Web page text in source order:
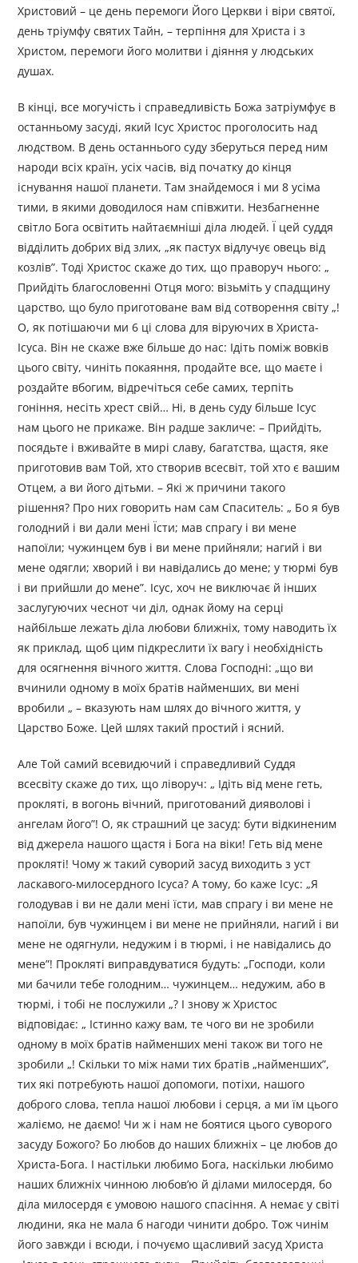
Христовий – це день перемоги Його Церкви і віри святої,
день тріумфу святих Тайн, – терпіння для Христа і з
Христом, перемоги його молитви і діяння у людських
душах.
В кінці, все могучість і справедливість Божа затріумфує в
останньому засуді, який Ісус Христос проголосить над
людством. В день останнього суду зберуться перед ним
народи всіх країн, усіх часів, від початку до кінця
існування нашої планети. Там знайдемося і ми 8 усіма
тими, в якими доводилося нам співжити. Незбагненне
світло Бога освітить найтаємніші діла людей. Ї цей суддя
відділить добрих від злих, „як пастух відлучує овець від
козлів”. Тоді Христос скаже до тих, що праворуч нього: „
Прийдіть благословенні Отця мого: візьміть у спадщину
царство, що було приготоване вам від сотворення світу „!
О, як потішаючи ми 6 ці слова для віруючих в Христа-
Ісуса. Він не скаже вже більше до нас: Ідіть поміж вовків
цього світу, чиніть покаяння, продайте все, що маєте і
роздайте вбогим, відречіться себе самих, терпіть
гоніння, несіть хрест свій… Ні, в день суду більше Ісус
нам цього не прикаже. Він радше закличе: – Прийдіть,
посядьте і вживайте в мирі славу, багатства, щастя, яке
приготовив вам Той, хто створив всесвіт, той хто є вашим
Отцем, а ви його дітьми. – Які ж причини такого
рішення? Про них говорить нам сам Спаситель: „ Бо я був
голодний і ви дали мені Їсти; мав спрагу і ви мене
напоїли; чужинцем був і ви мене прийняли; нагий і ви
мене одягли; хворий і ви навідались до мене; у тюрмі був
і ви прийшли до мене”. Ісус, хоч не виключає й інших
заслугуючих чеснот чи діл, однак йому на серці
найбільше лежать діла любови ближніх, тому наводить їх
як приклад, щоб цим підкреслити їх вагу і необхідність
для осягнення вічного життя. Слова Господні: „що ви
вчинили одному в моїх братів найменших, ви мені
вробили „ – вказують нам шлях до вічного життя, у
Царство Боже. Цей шлях такий простий і ясний.
Але Той самий всевидючий і справедливий Суддя
всесвіту скаже до тих, що ліворуч: „ Ідіть від мене геть,
прокляті, в вогонь вічний, приготований дияволові і
ангелам його”! О, як страшний це засуд: бути відкиненим
від джерела нашого щастя і Бога на віки! Геть від мене
прокляті! Чому ж такий суворий засуд виходить з уст
ласкавого-милосердного Ісуса? А тому, бо каже Ісус: „Я
голодував і ви не дали мені їсти, мав спрагу і ви мене не
напоїли, був чужинцем і ви мене не прийняли, нагий і ви
мене не одягнули, недужим і в тюрмі, і не навідались до
мене”! Прокляті виправдуватися будуть: „Господи, коли
ми бачили тебе голодним… чужинцем… недужим, або в
тюрмі, і тобі не послужили „? І знову ж Христос
відповідає: „ Істинно кажу вам, те чого ви не зробили
одному в моїх братів найменших мені також ви того не
зробили „! Скільки то між нами тих братів „найменших”,
тих які потребують нашої допомоги, потіхи, нашого
доброго слова, тепла нашої любови і серця, а ми їм цього
жаліємо, не даємо! Чи ж і нам не боятися цього суворого
засуду Божого? Бо любов до наших ближніх – це любов до
Христа-Бога. І настільки любимо Бога, наскільки любимо
наших ближніх чинною любов’ю й ділами милосердя, бо
діла милосердя є умовою нашого спасіння. А немає у світі
людини, яка не мала б нагоди чинити добро. Тож чинім
його завжди і всюди, і почуємо щасливий засуд Христа